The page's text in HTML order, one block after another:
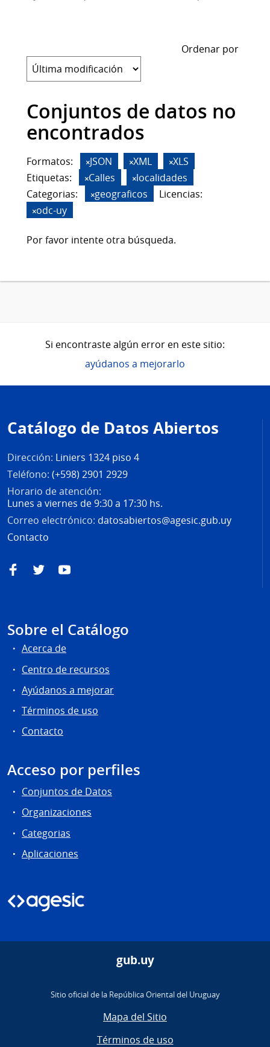
Ordenar por
Conjuntos de datos no
encontrados
Formatos: JSON XML
XLS
Etiquetas:
Calles
localidades
Categorias:
geograficos
Licencias:
odc-uy
Por favor intente otra búsqueda.
Si encontraste algún error en este sitio:
ayúdanos a mejorarlo
de
página
Catálogo de Datos Abiertos
Dirección: Liniers 1324 piso 4
Teléfono: (+598) 2901 2929
Horario de atención:
Lunes a viernes de 9:30 a 17:30 hs.
Correo electrónico: datosabiertos@agesic.gub.uy
Contacto
FacebookTwitterYouTube
Sobre el Catálogo
Acerca de
Centro de recursos
Ayúdanos a mejorar
Términos de uso
Contacto
Acceso por perfiles
Conjuntos de Datos
Organizaciones
Categorias
Aplicaciones
gub.uy
Sitio oficial de la República Oriental del Uruguay
Mapa del Sitio
Términos de uso